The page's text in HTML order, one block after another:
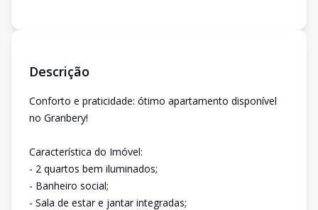
Descrição
Conforto e praticidade: ótimo apartamento disponível
no Granbery!
Característica do Imóvel:
- 2 quartos bem iluminados;
- Banheiro social;
- Sala de estar e jantar integradas;